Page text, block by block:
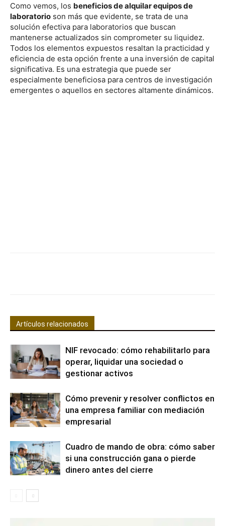
Como vemos, los beneficios de alquilar equipos de
laboratorio son más que evidente, se trata de una
solución efectiva para laboratorios que buscan
mantenerse actualizados sin comprometer su liquidez.
Todos los elementos expuestos resaltan la practicidad y
eficiencia de esta opción frente a una inversión de capital
significativa. Es una estrategia que puede ser
especialmente beneficiosa para centros de investigación
emergentes o aquellos en sectores altamente dinámicos.
Artículos relacionados
NIF revocado: cómo rehabilitarlo para
operar, liquidar una sociedad o
gestionar activos
Cómo prevenir y resolver conflictos en
una empresa familiar con mediación
empresarial
Cuadro de mando de obra: cómo saber
si una construcción gana o pierde
dinero antes del cierre